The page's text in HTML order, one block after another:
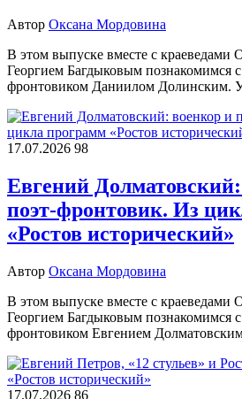
Автор Оксана Мордовина
В этом выпуске вместе с
Георгием Багдыковым познакомимся
фронтовиком Даниилом Долинским.
17.07.2026 98
Евгений
поэт-фронтовик. Из
«Ростов исторический»
Автор Оксана Мордовина
В этом выпуске вместе с
Георгием Багдыковым познакомимся
фронтовиком Евгением
17.07.2026 86